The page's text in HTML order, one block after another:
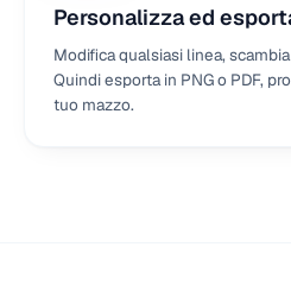
Personalizza ed
Modifica qualsiasi linea,
Quindi esporta in PNG o PDF,
tuo mazzo.